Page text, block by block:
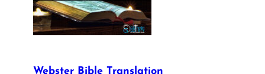
Webster Bible Translation